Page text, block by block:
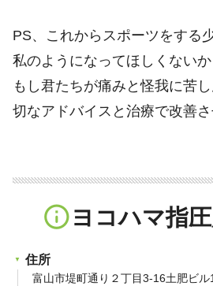
PS、これからスポーツをする
私のようになってほしくないか
もし君たちが痛みと怪我に苦
切なアドバイスと治療で改善さ
info_outlineヨコハマ指
住所
富山市堤町通り２丁目3-16土肥ビル